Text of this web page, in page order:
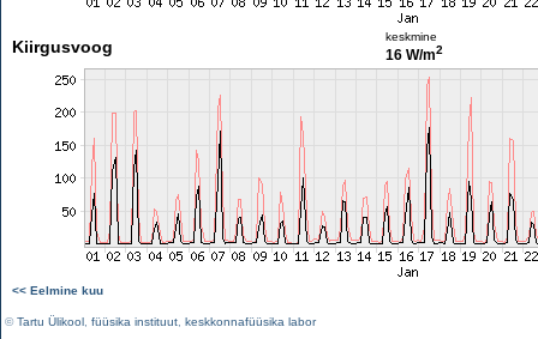
Kiirgusvoog
keskmine
16 W/m2
<< Eelmine kuu
©Tartu Ülikool füüsika instituut keskkonnafüüsika labor